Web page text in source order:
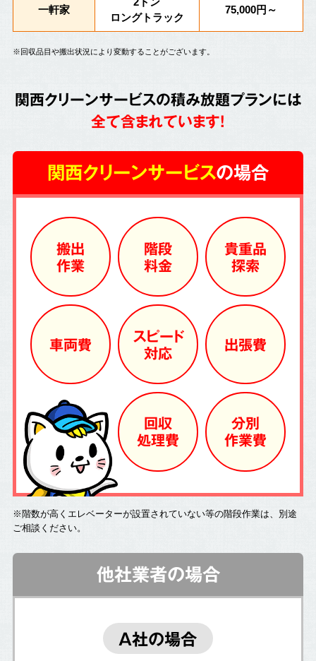
一軒家
ロングトラック
75,000円～
※回収品目や搬出状況により変動することがございます。
関西クリーンサービスの積み放題プランには
全て含まれています!
関西クリーンサービスの場合
搬出
作業
階段
料金
貴重品
探索
車両費
スピード
対応
出張費
回収
処理費
分別
作業費
※階数が高くエレベーターが設置されていない等の階段作業は、別途
ご相談ください。
他社業者の場合
A社の場合